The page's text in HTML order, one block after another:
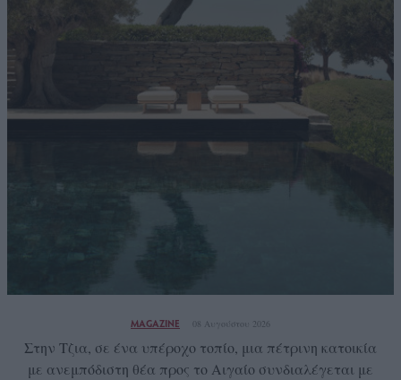
MAGAZINE 08 Αυγούστου 2026
Στην Τζια, σε ένα υπέροχο τοπίο, μια πέτρινη κατοικία
με ανεμπόδιστη θέα προς το Αιγαίο συνδιαλέγεται με